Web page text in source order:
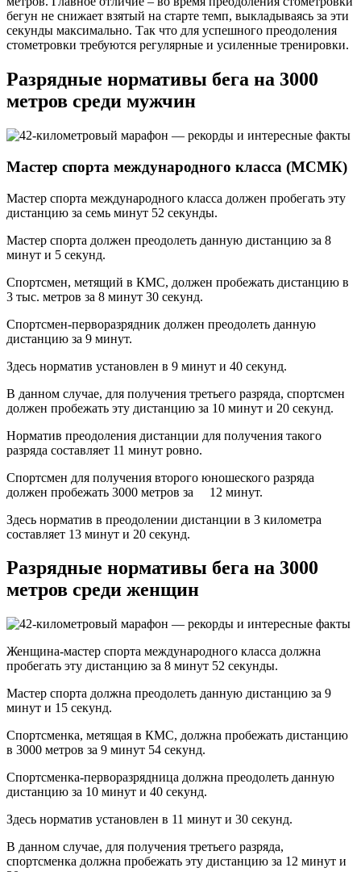
бегун не снижает взятый на старте темп, выкладываясь за эти
секунды максимально. Так что для успешного преодоления
стометровки требуются регулярные и усиленные тренировки.
Разрядные нормативы бега на 3000
метров среди мужчин
Мастер спорта международного класса (МСМК)
Мастер спорта международного класса должен пробегать эту
дистанцию за семь минут 52 секунды.
Мастер спорта должен преодолеть данную дистанцию за 8
минут и 5 секунд.
Спортсмен, метящий в КМС, должен пробежать дистанцию в
3 тыс. метров за 8 минут 30 секунд.
Спортсмен-перворазрядник должен преодолеть данную
дистанцию за 9 минут.
Здесь норматив установлен в 9 минут и 40 секунд.
В данном случае, для получения третьего разряда, спортсмен
должен пробежать эту дистанцию за 10 минут и 20 секунд.
Норматив преодоления дистанции для получения такого
разряда составляет 11 минут ровно.
Спортсмен для получения второго юношеского разряда
должен пробежать 3000 метров за 12 минут.
Здесь норматив в преодолении дистанции в 3 километра
составляет 13 минут и 20 секунд.
Разрядные нормативы бега на 3000
метров среди женщин
Женщина-мастер спорта международного класса должна
пробегать эту дистанцию за 8 минут 52 секунды.
Мастер спорта должна преодолеть данную дистанцию за 9
минут и 15 секунд.
Спортсменка, метящая в КМС, должна пробежать дистанцию
в 3000 метров за 9 минут 54 секунд.
Спортсменка-перворазрядница должна преодолеть данную
дистанцию за 10 минут и 40 секунд.
Здесь норматив установлен в 11 минут и 30 секунд.
В данном случае, для получения третьего разряда,
спортсменка должна пробежать эту дистанцию за 12 минут и